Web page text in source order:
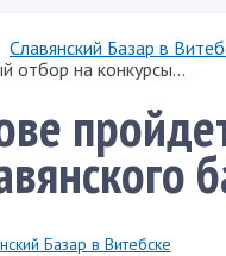
Славянский Базар в
отбор на конкурсы...
Базар в Витебске